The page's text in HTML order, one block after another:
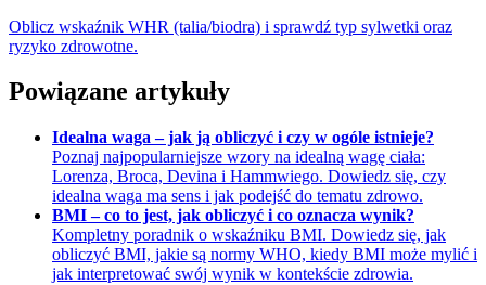
Oblicz wskaźnik WHR (talia/biodra) i sprawdź typ sylwetki oraz
ryzyko zdrowotne.
Powiązane artykuły
Idealna waga – jak ją obliczyć i czy w ogóle istnieje?
Poznaj najpopularniejsze wzory na idealną wagę ciała:
Lorenza, Broca, Devina i Hammwiego. Dowiedz się, czy
idealna waga ma sens i jak podejść do tematu zdrowo.
BMI – co to jest, jak obliczyć i co oznacza wynik?
Kompletny poradnik o wskaźniku BMI. Dowiedz się, jak
obliczyć BMI, jakie są normy WHO, kiedy BMI może mylić i
jak interpretować swój wynik w kontekście zdrowia.